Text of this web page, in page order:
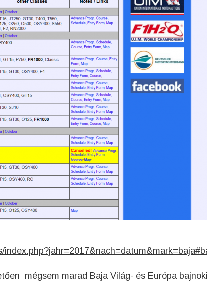
mégsem marad Baja Világ- és Európa